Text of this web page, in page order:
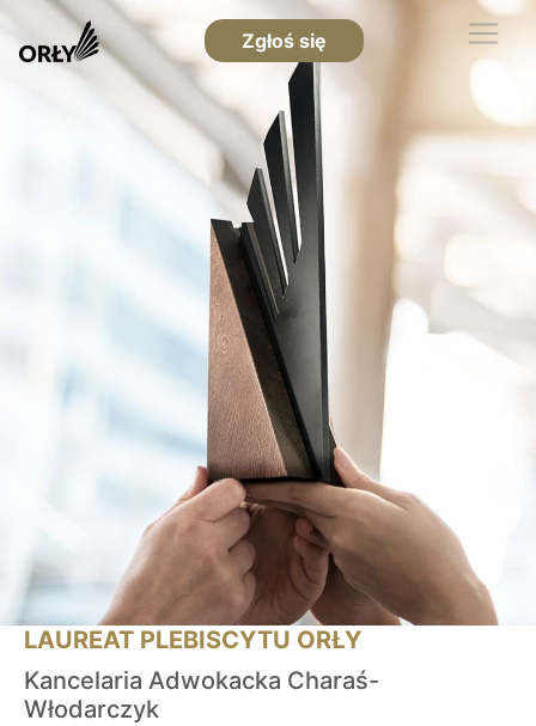
Zgłoś się
LAUREAT PLEBISCYTU ORŁY
Kancelaria Adwokacka Charaś-
Włodarczyk